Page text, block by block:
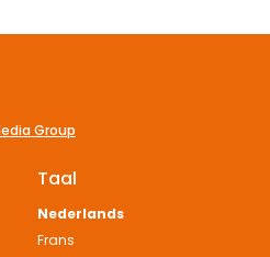
Group
Taal
Nederlands
Frans